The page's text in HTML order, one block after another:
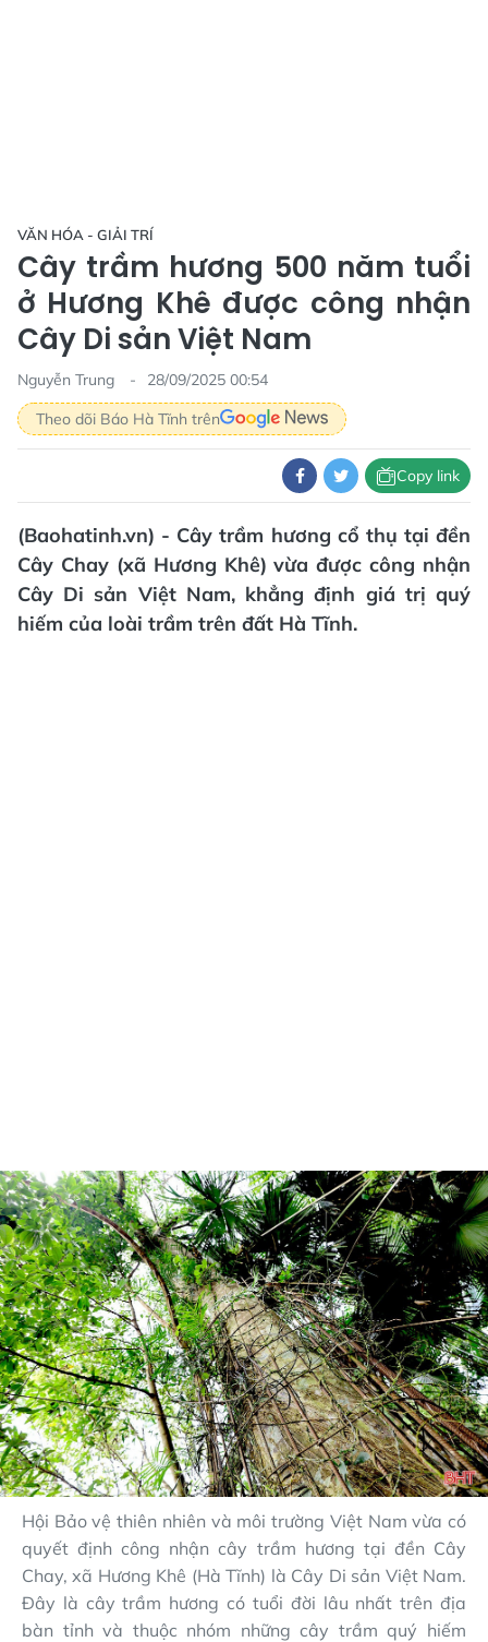
VĂN HÓA - GIẢI TRÍ
Cây trầm hương 500 năm tuổi
ở Hương Khê được công nhận
Cây Di sản Việt Nam
Nguyễn Trung
28/09/2025 00:54
Theo dõi Báo Hà Tĩnh trên
Copy link
(Baohatinh.vn) - Cây trầm hương cổ thụ tại đền
Cây Chay (xã Hương Khê) vừa được công nhận
Cây Di sản Việt Nam, khẳng định giá trị quý
hiếm của loài trầm trên đất Hà Tĩnh.
Hội Bảo vệ thiên nhiên và môi trường Việt Nam vừa có
quyết định công nhận cây trầm hương tại đền Cây
Chay, xã Hương Khê (Hà Tĩnh) là Cây Di sản Việt Nam.
Đây là cây trầm hương có tuổi đời lâu nhất trên địa
bàn tỉnh và thuộc nhóm những cây trầm quý hiếm